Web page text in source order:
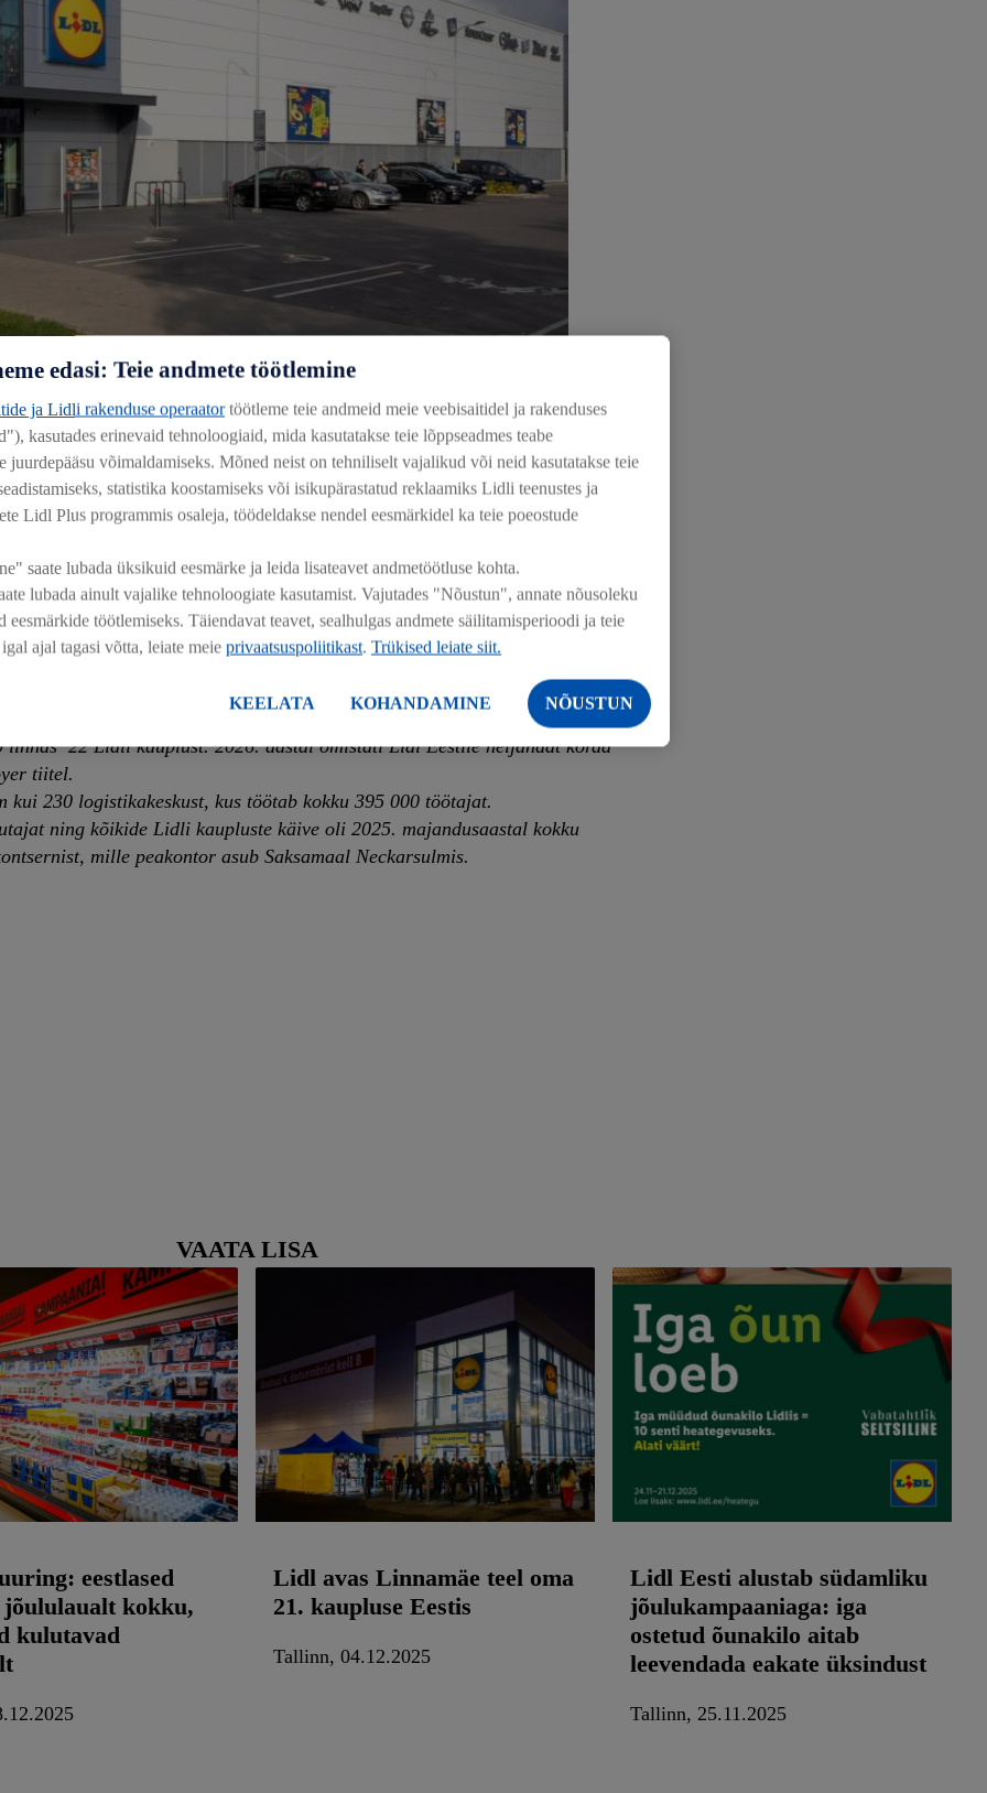
parima võimaliku hinna eest parima kvaliteediga toodet. Nüüd
enda kanda ja pakkudes klientidele niigi keerulisel ajal
.
Seetõttu hoiab Lidl oma hindu madalamal 27. juulini ja lükkab
Eesti poodides läbi erilised allahindlused, mis on suunatud nii igapäeva-
kvaliteetseid tooteid parima hinnaga üle Euroopa. Eestis avati
linnas 22 Lidli kauplust. 2026. aastal omistati Lidl Eestile neljandat korda
tiitel.
230 logistikakeskust, kus töötab kokku 395 000 töötajat.
ning kõikide Lidli kaupluste käive oli 2025. majandusaastal kokku
mille peakontor asub Saksamaal Neckarsulmis.
VAATA LISA
eestlased
jõululaualt kokku,
kulutavad
Lidl avas Linnamäe teel oma
21. kaupluse Eestis
Tallinn, 04.12.2025
Lidl Eesti alustab südamliku
jõulukampaaniaga: iga
ostetud õunakilo aitab
leevendada eakate üksindust
Tallinn, 25.11.2025
edasi: Teie andmete töötlemine
ja Lidli rakenduse operaatortöötleme teie andmeid meie veebisaitidel ja rakenduses
kasutades erinevaid tehnoloogiaid, mida kasutatakse teie lõppseadmes teabe
juurdepääsu võimaldamiseks. Mõned neist on tehniliselt vajalikud või neid kasutatakse teie
statistika koostamiseks või isikupärastatud reklaamiks Lidli teenustes ja
Lidl Plus programmis osaleja, töödeldakse nendel eesmärkidel ka teie poeostude
saate lubada üksikuid eesmärke ja leida lisateavet andmetöötluse kohta.
lubada ainult vajalike tehnoloogiate kasutamist. Vajutades "Nõustun", annate nõusoleku
eesmärkide töötlemiseks. Täiendavat teavet, sealhulgas andmete säilitamisperioodi ja teie
ajal tagasi võtta, leiate meie privaatsuspoliitikast. Trükised leiate siit.
KEELATA KOHANDAMINE NÕUSTUN